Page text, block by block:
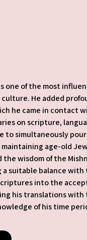
one of the most
He added
he came in contact
on scripture,
to simultaneously
age-old
wisdom of the
a suitable balance with
into the
his translations with
of his time